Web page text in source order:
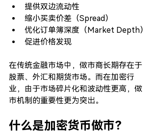
提供双边流动性
缩小买卖价差（Spread）
优化订单簿深度（Market Depth）
促进价格发现
在传统金融市场中，做市商长期存在于
股票、外汇和期货市场。而在加密行
业，由于市场碎片化和波动性更高，做
市机制的重要性更为突出。
什么是加密货币做市？